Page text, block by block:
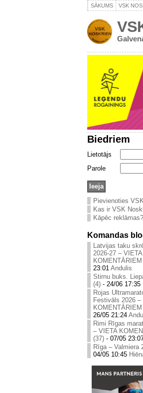
SĀKUMS VSK
Biedriem
Lietotājs
Parole
Pievienoties
Kas ir VSK
Kāpēc reklāmas?
Komandas
Latvijas taku
2026-27 – VIETA
23:01 Andulis
Stirnu buks.
(4) - 24/06 17:35
Rojas
Festivāls 2026 –
26/05 21:24
Rimi Rīgas
– VIETA
(37) - 07/05
Rīga – Valmiera
04/05 10:45